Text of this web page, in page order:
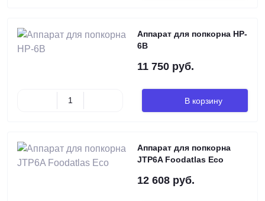
Аппарат для попкорна HP-
6B
11 750 руб.
В корзину
Аппарат для попкорна
JTP6A Foodatlas Eco
12 608 руб.